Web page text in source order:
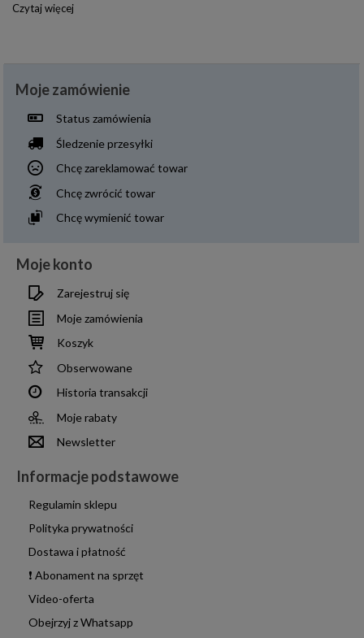
Czytaj więcej
Moje zamówienie
Status zamówienia
Śledzenie przesyłki
Chcę zareklamować towar
Chcę zwrócić towar
Chcę wymienić towar
Moje konto
Zarejestruj się
Moje zamówienia
Koszyk
Obserwowane
Historia transakcji
Moje rabaty
Newsletter
Informacje podstawowe
Regulamin sklepu
Polityka prywatności
Dostawa i płatność
❗ Abonament na sprzęt
Video-oferta
Obejrzyj z Whatsapp